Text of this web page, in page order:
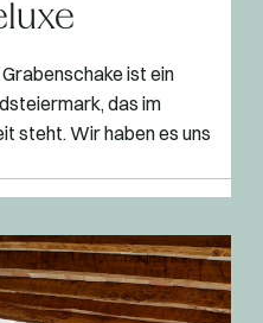
ist ein
das im
steht. Wir haben es uns